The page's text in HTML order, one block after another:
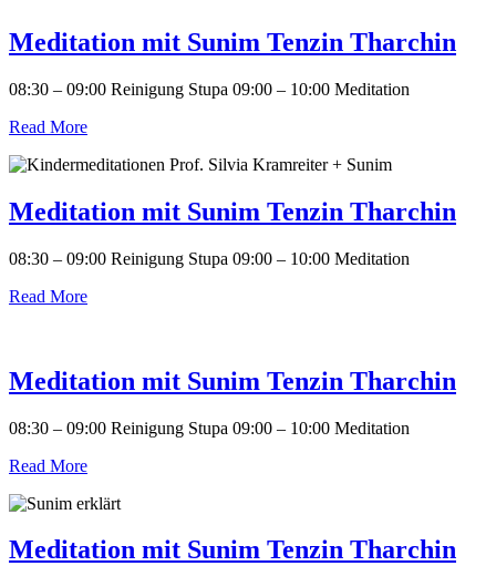
Meditation mit Sunim Tenzin Tharchin
08:30 – 09:00 Reinigung Stupa 09:00 – 10:00 Meditation
Read More
Meditation mit Sunim Tenzin Tharchin
08:30 – 09:00 Reinigung Stupa 09:00 – 10:00 Meditation
Read More
Meditation mit Sunim Tenzin Tharchin
08:30 – 09:00 Reinigung Stupa 09:00 – 10:00 Meditation
Read More
Meditation mit Sunim Tenzin Tharchin